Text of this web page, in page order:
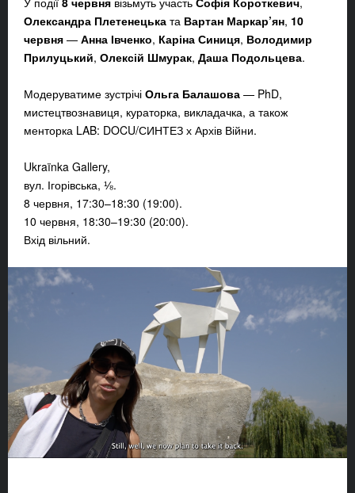
Олександра Плетенецька та Вартан Маркар’ян, 10
червня — Анна Івченко, Каріна Синиця, Володимир
Прилуцький, Олексій Шмурак, Даша Подольцева.
Модеруватиме зустрічі Ольга Балашова — PhD,
мистецтвознавиця, кураторка, викладачка, а також
менторка LAB: DOCU/СИНТЕЗ х Архів Війни.
Ukraïnka Gallery,
вул. Ігорівська, ⅛.
8 червня, 17:30–18:30 (19:00).
10 червня, 18:30–19:30 (20:00).
Вхід вільний.